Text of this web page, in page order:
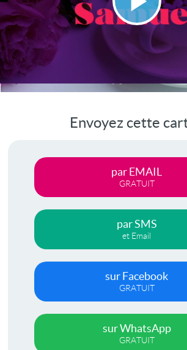
Lire
la
Envoyez cette
par EMAIL
GRATUIT
par SMS
et Email
sur Facebook
GRATUIT
sur WhatsApp
GRATUIT